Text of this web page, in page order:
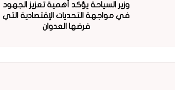
وزير السياحة يؤكد أهمية تعزيز الجهود
في مواجهة التحديات الإقتصادية التي
فرضها العدوان